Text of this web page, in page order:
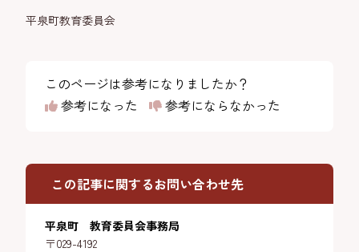
平泉町教育委員会
このページは参考になりましたか？
参考になった
参考にならなかった
この記事に関するお問い合わせ先
平泉町 教育委員会事務局
〒029-4192